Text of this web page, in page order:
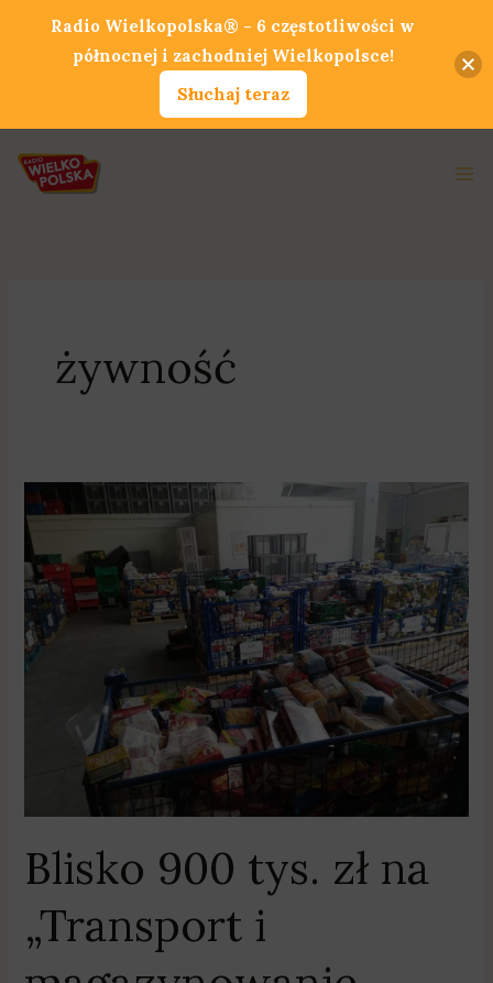
żywność
Blisko 900 tys. zł na
„Transport i
Blisko
900
tys.
zł
na
„Transport
i
magazynowanie
uratowanej
Radio Wielkopolska® - 6 częstotliwości w
północnej i zachodniej Wielkopolsce!
Słuchaj teraz